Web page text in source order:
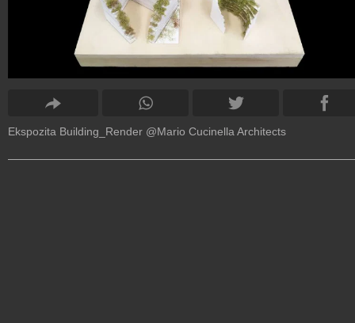
Ekspozita Building_Render @Mario Cucinella Architects